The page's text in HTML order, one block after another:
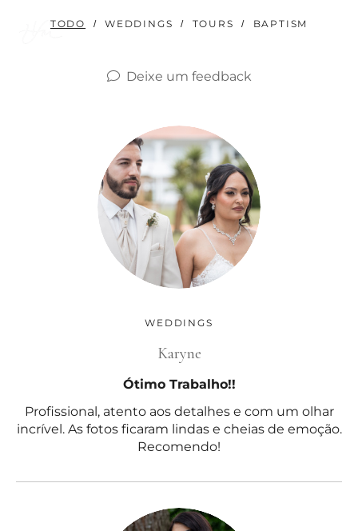
PT
TODO WEDDINGS TOURS BAPTISM
Deixe um feedback
WEDDINGS
Karyne
Ótimo Trabalho!!
Profissional, atento aos detalhes e com um olhar
incrível. As fotos ficaram lindas e cheias de emoção.
Recomendo!